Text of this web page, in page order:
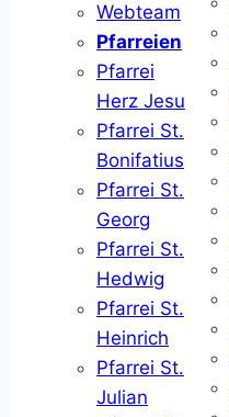
Webteam
Pfarreien
Pfarrei
Herz Jesu
Pfarrei St.
Bonifatius
Pfarrei St.
Georg
Pfarrei St.
Hedwig
Pfarrei St.
Heinrich
Pfarrei St.
Julian